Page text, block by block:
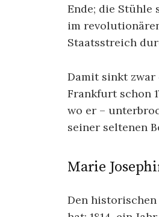
Ende; die Stühle
im
Staatsstreich
Damit sinkt zwar
Frankfurt schon
wo er –
seiner seltenen
Marie
Den